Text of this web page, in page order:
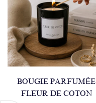
BOUGIE PARFUMÉE
FLEUR DE COTON